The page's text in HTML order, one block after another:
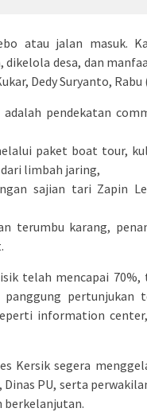
atau jalan masuk.
desa, dan
Dedy Suryanto,
pendekatan
paket boat tour,
limbah jaring,
sajian tari Zapin
terumbu karang,
telah mencapai 70%,
pertunjukan
information
Kersik segera
Dinas PU, serta
berkelanjutan.